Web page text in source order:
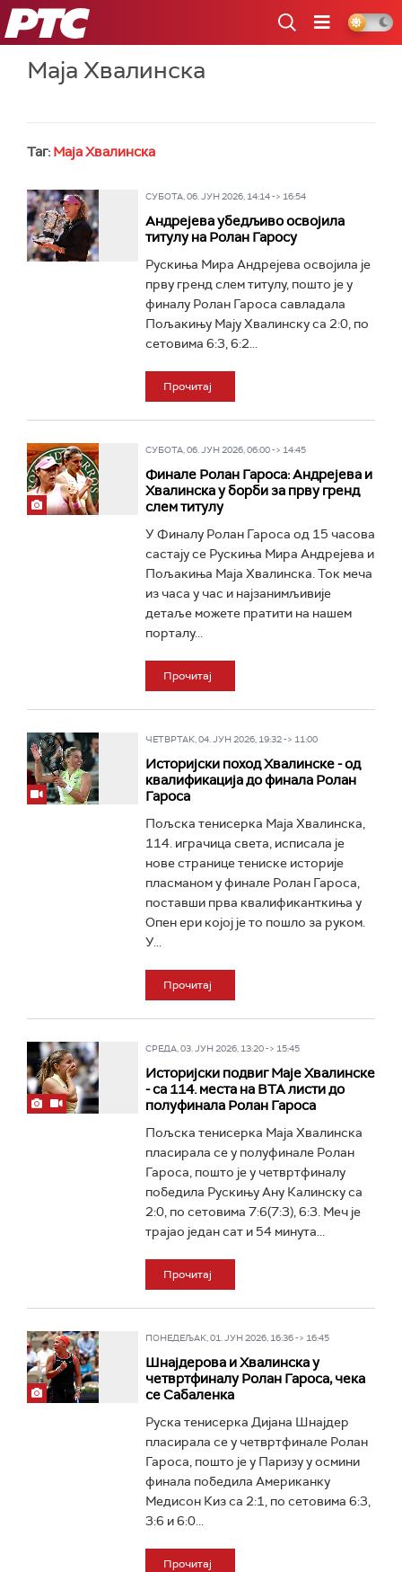
РТС
Маја Хвалинска
Таг: Маја Хвалинска
СУБОТА, 06. ЈУН 2026, 14:14 -> 16:54
Андрејева убедљиво освојила
титулу на Ролан Гаросу
Рускиња Мира Андрејева освојила је
прву гренд слем титулу, пошто је у
финалу Ролан Гароса савладала
Пољакињу Мају Хвалинску са 2:0, по
сетовима 6:3, 6:2...
Прочитај
СУБОТА, 06. ЈУН 2026, 06:00 -> 14:45
Финале Ролан Гароса: Андрејева и
Хвалинска у борби за прву гренд
слем титулу
У Финалу Ролан Гароса од 15 часова
састају се Рускиња Мира Андрејева и
Пољакиња Маја Хвалинска. Ток меча
из часа у час и најзанимљивије
детаље можете пратити на нашем
порталу...
Прочитај
ЧЕТВРТАК, 04. ЈУН 2026, 19:32 -> 11:00
Историјски поход Хвалинске - од
квалификација до финала Ролан
Гароса
Пољска тенисерка Маја Хвалинска,
114. играчица света, исписала је
нове странице тениске историје
пласманом у финале Ролан Гароса,
поставши прва квалификанткиња у
Опен ери којој је то пошло за руком.
У...
Прочитај
СРЕДА, 03. ЈУН 2026, 13:20 -> 15:45
Историјски подвиг Маје Хвалинске
- са 114. места на ВТА листи до
полуфинала Ролан Гароса
Пољска тенисерка Маја Хвалинска
пласирала се у полуфинале Ролан
Гароса, пошто је у четвртфиналу
победила Рускињу Ану Калинску са
2:0, по сетовима 7:6(7:3), 6:3. Меч је
трајао један сат и 54 минута...
Прочитај
ПОНЕДЕЉАК, 01. ЈУН 2026, 16:36 -> 16:45
Шнајдерова и Хвалинска у
четвртфиналу Ролан Гароса, чека
се Сабаленка
Руска тенисерка Дијана Шнајдер
пласирала се у четвртфинале Ролан
Гароса, пошто је у Паризу у осмини
финала победила Американку
Медисон Киз са 2:1, по сетовима 6:3,
3:6 и 6:0...
Прочитај